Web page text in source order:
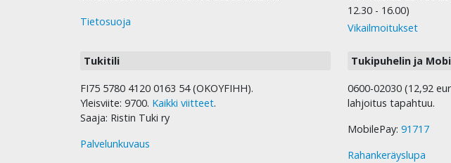
Tietosuoja
12.30 - 16.00)
Vikailmoitukset
Tukitili
FI75 5780 4120 0163 54 (OKOYFIHH).
Yleisviite: 9700. Kaikki viitteet.
Saaja: Ristin Tuki ry
Palvelunkuvaus
Tukipuhelin ja
0600-02030 (12,92
lahjoitus tapahtuu.
MobilePay: 91717
Rahankeräyslupa